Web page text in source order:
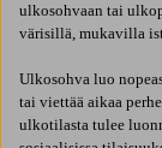
ulkosohvaan tai
värisillä, mukavilla
Ulkosohva luo
tai viettää aikaa
ulkotilasta tulee